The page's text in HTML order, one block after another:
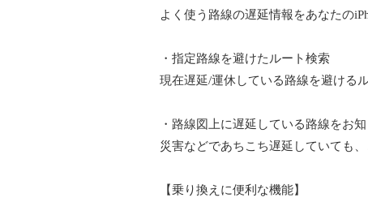
よく使う路線の遅延情報をあなたの
・指定路線を避けたルート検索
現在遅延/運休している路線を避ける
・路線図上に遅延している路線をお
災害などであちこち遅延していても
【乗り換えに便利な機能】